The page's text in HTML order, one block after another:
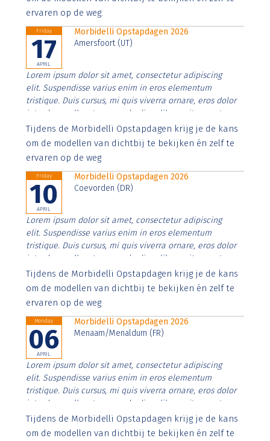
ervaren op de weg.
Friday
17
APRIL
Morbidelli Opstapdagen 2026
Amersfoort (UT)
Lorem ipsum dolor sit amet, consectetur adipiscing
elit. Suspendisse varius enim in eros elementum
tristique. Duis cursus, mi quis viverra ornare, eros dolor
interdum nulla, ut commodo diam libero vitae erat.
Aenean faucibus nibh et justo cursus id rutrum lorem
imperdiet. Nunc ut sem vitae risus tristique posuere.
Tijdens de Morbidelli Opstapdagen krijg je de kans
om de modellen van dichtbij te bekijken én zelf te
ervaren op de weg
Friday
10
APRIL
Morbidelli Opstapdagen 2026
Coevorden (DR)
Lorem ipsum dolor sit amet, consectetur adipiscing
elit. Suspendisse varius enim in eros elementum
tristique. Duis cursus, mi quis viverra ornare, eros dolor
interdum nulla, ut commodo diam libero vitae erat.
Aenean faucibus nibh et justo cursus id rutrum lorem
imperdiet. Nunc ut sem vitae risus tristique posuere.
Tijdens de Morbidelli Opstapdagen krijg je de kans
om de modellen van dichtbij te bekijken én zelf te
ervaren op de weg
Monday
06
APRIL
Morbidelli Opstapdagen 2026
Menaam/Menaldum (FR)
Lorem ipsum dolor sit amet, consectetur adipiscing
elit. Suspendisse varius enim in eros elementum
tristique. Duis cursus, mi quis viverra ornare, eros dolor
interdum nulla, ut commodo diam libero vitae erat.
Aenean faucibus nibh et justo cursus id rutrum lorem
imperdiet. Nunc ut sem vitae risus tristique posuere.
Tijdens de Morbidelli Opstapdagen krijg je de kans
om de modellen van dichtbij te bekijken én zelf te